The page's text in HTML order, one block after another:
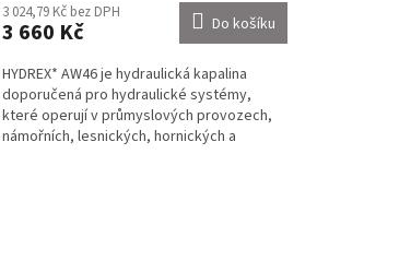
3 024,79 Kč bez DPH
3 660 Kč Do košíku
HYDREX* AW46 je hydraulická kapalina
doporučená pro hydraulické systémy,
které operují v průmyslových provozech,
námořních, lesnických, hornických a